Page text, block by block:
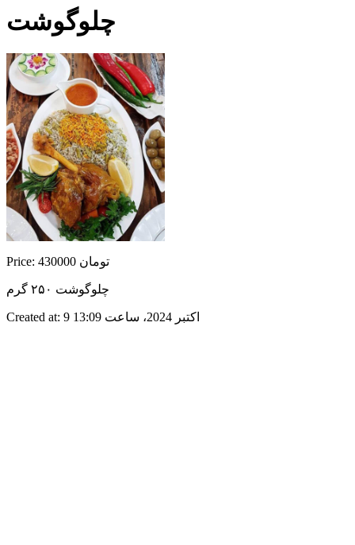
چلوگوشت
Price: 430000 تومان
چلوگوشت ۲۵۰ گرم
Created at: 9 اکتبر 2024، ساعت 13:09